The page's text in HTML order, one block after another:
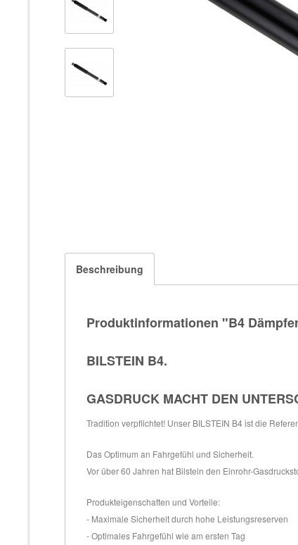
Beschreibung
Produktinformationen "B4
BILSTEIN B4.
GASDRUCK MACHT DEN
Tradition verpflichtet! Unser BILSTEIN B4 ist die
Das Optimum an Fahrgefühl und Sicherheit.
Vor über 60 Jahren hat Bilstein den Einrohr-
Produkteigenschaften und Vorteile:
- Maximale Sicherheit durch hohe Leistungsreserven
- Optimales Fahrgefühl wie am ersten Tag